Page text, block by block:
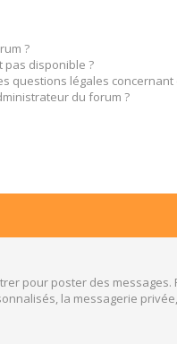
?
pas disponible ?
questions légales concernant
du forum ?
pour poster des messages.
la messagerie